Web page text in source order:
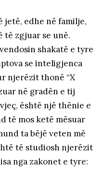
jetë, edhe në familje,
të zgjuar se unë.
shakatë e tyre
se inteligjenca
njerëzit thonë “X
në gradën e tij
është një thënie e
të mos ketë mësuar
ta bëjë veten më
të studiosh njerëzit
nga zakonet e tyre: